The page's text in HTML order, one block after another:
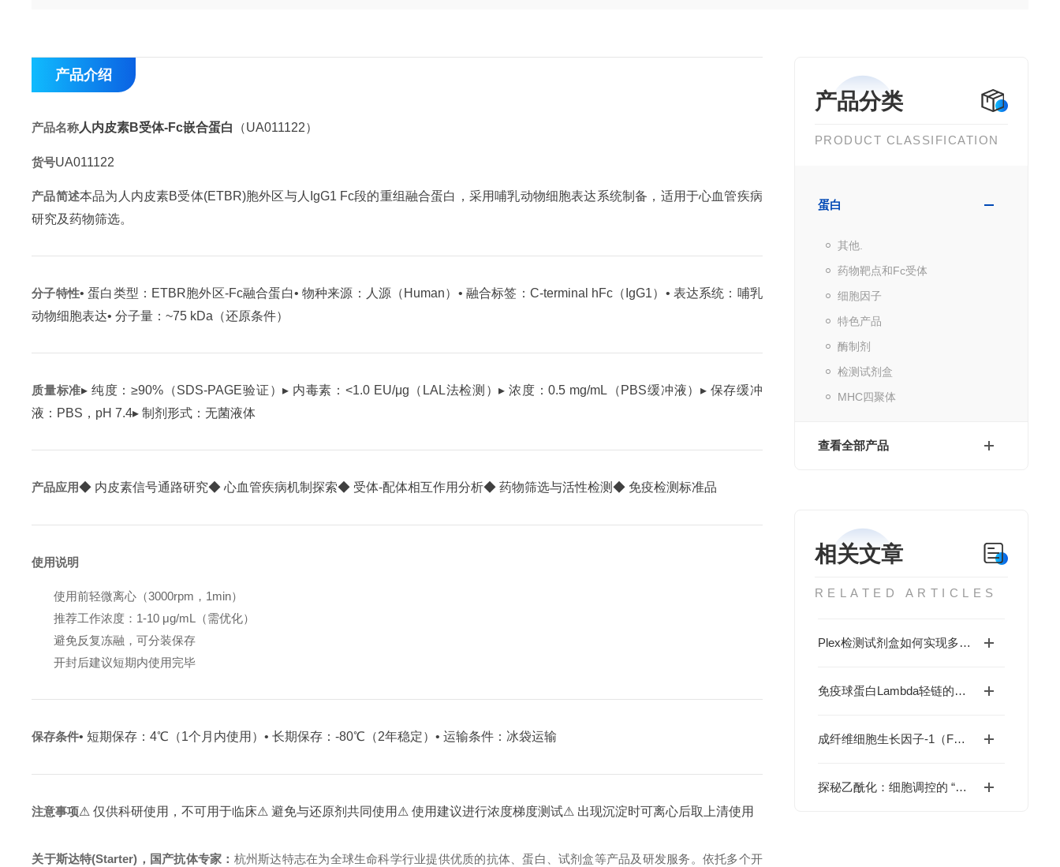
产品分类
PRODUCT CLASSIFICATION
蛋白
其他.
药物靶点和Fc受体
细胞因子
特色产品
酶制剂
检测试剂盒
MHC四聚体
查看全部产品
相关文章
RELATED ARTICLES
Plex检测试剂盒如何实现多因子同步分析？
免疫球蛋白Lambda轻链的检测在浆细胞疾病诊断与鉴别中有何价值？
成纤维细胞生长因子-1（FGF1）如何重编程疾病命运与国自然研究新范式
探秘乙酰化：细胞调控的 “化学密码” 与精准检测之道
产品介绍
产品名称人内皮素B受体-Fc嵌合蛋白 （UA011122）
货号UA011122
产品简述本品为人内皮素B受体(ETBR)胞外区与人IgG1 Fc段的重组融合蛋白，采用哺乳动物细胞表达系统制备，适用于心血管疾病
研究及药物筛选。
分子特性• 蛋白类型：ETBR胞外区-Fc融合蛋白• 物种来源：人源（Human） • 融合标签：C-terminal hFc（IgG1） • 表达系统：哺乳
动物细胞表达• 分子量：~75 kDa（还原条件）
质量标准▸ 纯度：≥90%（SDS-PAGE验证）▸ 内毒素：<1.0 EU/μg（LAL法检测）▸ 浓度：0.5 mg/mL（PBS缓冲液） ▸ 保存缓冲
液：PBS，pH 7.4▸ 制剂形式：无菌液体
产品应用◆ 内皮素信号通路研究◆ 心血管疾病机制探索◆ 受体-配体相互作用分析◆ 药物筛选与活性检测◆ 免疫检测标准品
使用说明
使用前轻微离心（3000rpm，1min）
推荐工作浓度：1-10 μg/mL（需优化）
避免反复冻融，可分装保存
开封后建议短期内使用完毕
保存条件• 短期保存：4℃（1个月内使用）• 长期保存：-80℃（2年稳定）• 运输条件：冰袋运输
注意事项⚠ 仅供科研使用，不可用于临床⚠ 避免与还原剂共同使用 ⚠ 使用建议进行浓度梯度测试⚠ 出现沉淀时可离心后取上清使用
关于斯达特(Starter)，国产抗体专家： 杭州斯达特志在为全球生命科学行业提供优质的抗体、蛋白、试剂盒等产品及研发服务。依托多个开